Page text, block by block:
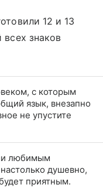
12 и 13
всех знаков
с которым
язык, внезапно
не упустите
любимым
душевно,
приятным.